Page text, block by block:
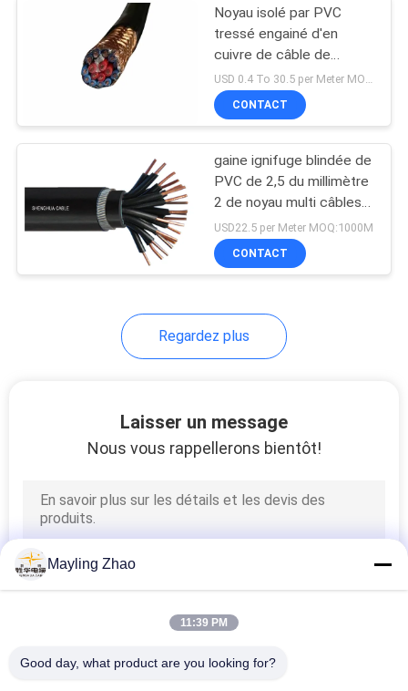
Noyau isolé par PVC
tressé engainé d'en
cuivre de câble de
commande de bouclier USD 0.4 To 30.5 per Meter MOQ:1000M
CONTACT
gaine ignifuge blindée de
PVC de 2,5 du millimètre
2 de noyau multi câbles
de commande
USD22.5 per Meter MOQ:1000M
CONTACT
Regardez plus
Laisser un message
Nous vous rappellerons bientôt!
Mayling Zhao
11:39 PM
Good day, what product are you looking for?